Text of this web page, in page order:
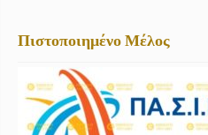
Πιστοποιημένο Μέλος